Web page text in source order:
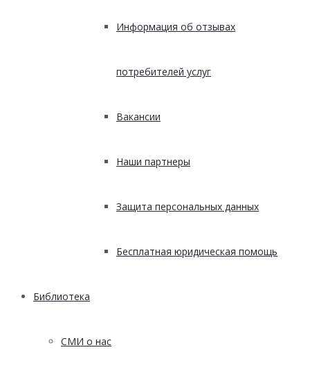
Информация об отзывах
потребителей услуг
Вакансии
Наши партнеры
Защита персональных данных
Бесплатная юридическая помощь
Библиотека
СМИ о нас